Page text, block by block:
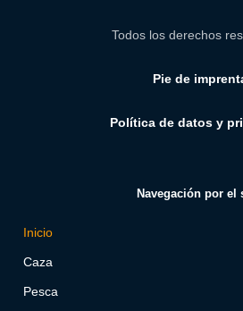
Todos los derechos
Pie de
Política de datos y
Navegación por el
Inicio
Caza
Pesca